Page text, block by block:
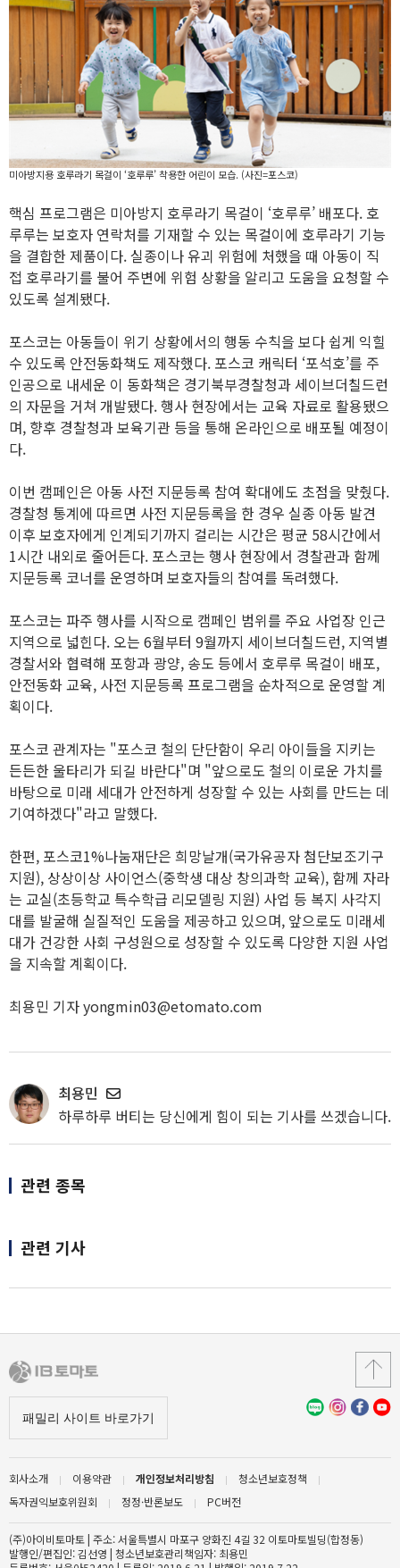
미아방지용 호루라기 목걸이 ‘호루루’ 착용한 어린이 모습. (사진=포스코)
핵심 프로그램은 미아방지 호루라기 목걸이 ‘호루루’ 배포다. 호
루루는 보호자 연락처를 기재할 수 있는 목걸이에 호루라기 기능
을 결합한 제품이다. 실종이나 유괴 위험에 처했을 때 아동이 직
접 호루라기를 불어 주변에 위험 상황을 알리고 도움을 요청할 수
있도록 설계됐다.
포스코는 아동들이 위기 상황에서의 행동 수칙을 보다 쉽게 익힐
수 있도록 안전동화책도 제작했다. 포스코 캐릭터 ‘포석호’를 주
인공으로 내세운 이 동화책은 경기북부경찰청과 세이브더칠드런
의 자문을 거쳐 개발됐다. 행사 현장에서는 교육 자료로 활용됐으
며, 향후 경찰청과 보육기관 등을 통해 온라인으로 배포될 예정이
다.
이번 캠페인은 아동 사전 지문등록 참여 확대에도 초점을 맞췄다.
경찰청 통계에 따르면 사전 지문등록을 한 경우 실종 아동 발견
이후 보호자에게 인계되기까지 걸리는 시간은 평균 58시간에서
1시간 내외로 줄어든다. 포스코는 행사 현장에서 경찰관과 함께
지문등록 코너를 운영하며 보호자들의 참여를 독려했다.
포스코는 파주 행사를 시작으로 캠페인 범위를 주요 사업장 인근
지역으로 넓힌다. 오는 6월부터 9월까지 세이브더칠드런, 지역별
경찰서와 협력해 포항과 광양, 송도 등에서 호루루 목걸이 배포,
안전동화 교육, 사전 지문등록 프로그램을 순차적으로 운영할 계
획이다.
포스코 관계자는 "포스코 철의 단단함이 우리 아이들을 지키는
든든한 울타리가 되길 바란다"며 "앞으로도 철의 이로운 가치를
바탕으로 미래 세대가 안전하게 성장할 수 있는 사회를 만드는 데
기여하겠다"라고 말했다.
한편, 포스코1%나눔재단은 희망날개(국가유공자 첨단보조기구
지원), 상상이상 사이언스(중학생 대상 창의과학 교육), 함께 자라
는 교실(초등학교 특수학급 리모델링 지원) 사업 등 복지 사각지
대를 발굴해 실질적인 도움을 제공하고 있으며, 앞으로도 미래세
대가 건강한 사회 구성원으로 성장할 수 있도록 다양한 지원 사업
을 지속할 계획이다.
최용민 기자 yongmin03@etomato.com
최용민
하루하루 버티는 당신에게 힘이 되는 기사를 쓰겠습니다.
관련 종목
관련 기사
회사소개 이용약관 개인정보처리방침
청소년보호정책
독자권익보호위원회
정정·반론보도 PC버전
(주)아이비토마토 | 주소: 서울특별시 마포구 양화진 4길 32 이토마토빌딩(합정동)
발행인/편집인: 김선영 | 청소년보호관리책임자: 최용민